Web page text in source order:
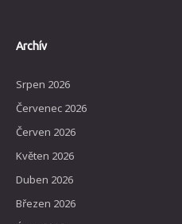
Archív
Srpen 2026
Červenec 2026
Červen 2026
Květen 2026
Duben 2026
Březen 2026